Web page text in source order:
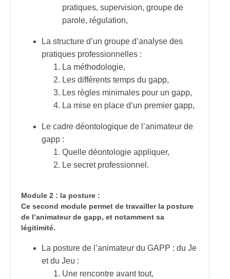
pratiques, supervision, groupe de
parole, régulation,
La structure d’un groupe d’analyse des
pratiques professionnelles :
La méthodologie,
Les différents temps du gapp,
Les règles minimales pour un gapp,
La mise en place d’un premier gapp,
Le cadre déontologique de l’animateur de
gapp :
Quelle déontologie appliquer,
Le secret professionnel.
Module 2 : la posture :
Ce second module permet de travailler la posture
de l’animateur de gapp, et notamment sa
légitimité.
La posture de l’animateur du GAPP : du Je
et du Jeu :
Une rencontre avant tout,